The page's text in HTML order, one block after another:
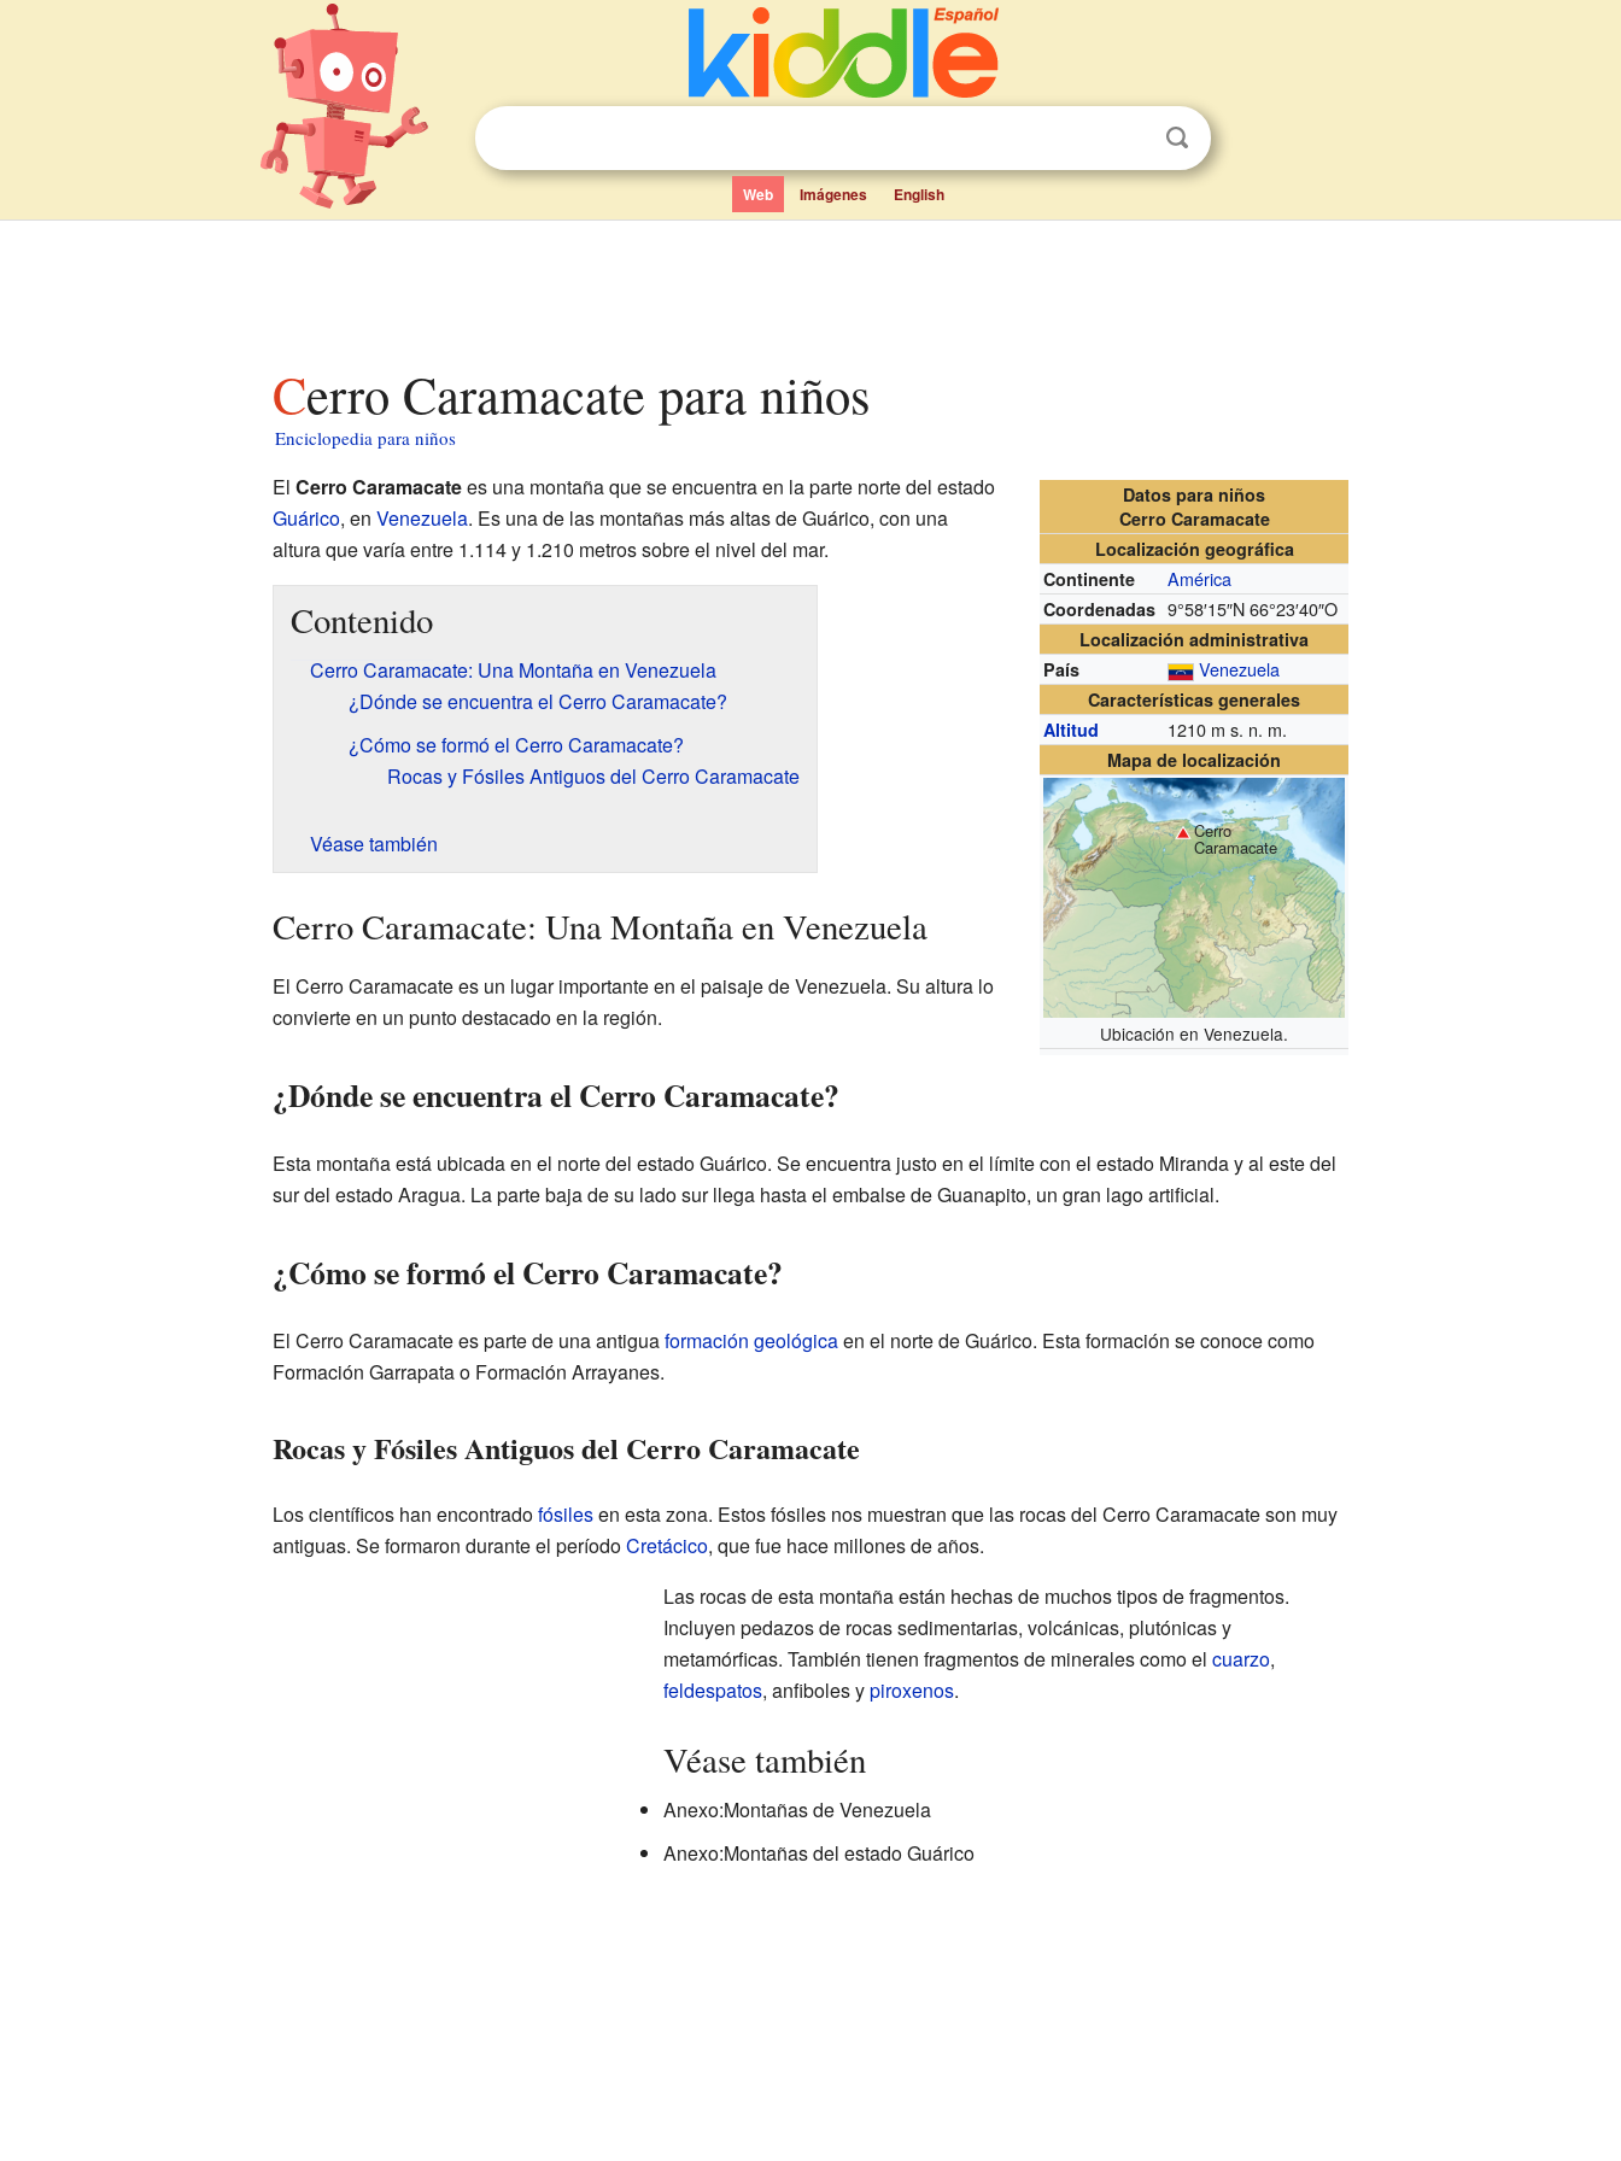
Web Imágenes English
Cerro Caramacate para niños
Enciclopedia para niños
Datos para niños
Cerro Caramacate
Localización geográfica
Continente
América
Coordenadas 9°58′15″N 66°23′40″O
Localización administrativa
País
Venezuela
Características generales
Altitud
1210 m s. n. m.
Mapa de localización
Cerro
Caramacate
Ubicación en Venezuela.
El Cerro Caramacatees una montaña que se encuentra en la parte norte del estado
Guárico, en Venezuela. Es una de las montañas más altas de Guárico, con una
altura que varía entre 1.114 y 1.210 metros sobre el nivel del mar.
Contenido
Cerro Caramacate: Una Montaña en Venezuela
¿Dónde se encuentra el Cerro Caramacate?
¿Cómo se formó el Cerro Caramacate?
Rocas y Fósiles Antiguos del Cerro Caramacate
Véase también
Cerro Caramacate: Una Montaña en Venezuela
El Cerro Caramacate es un lugar importante en el paisaje de Venezuela. Su altura lo
convierte en un punto destacado en la región.
¿Dónde se encuentra el Cerro Caramacate?
Esta montaña está ubicada en el norte del estado Guárico. Se encuentra justo en el límite con el estado Miranda y al este del
sur del estado Aragua. La parte baja de su lado sur llega hasta el embalse de Guanapito, un gran lago artificial.
¿Cómo se formó el Cerro Caramacate?
El Cerro Caramacate es parte de una antiguaformación geológicaen el norte de Guárico. Esta formación se conoce como
Formación Garrapata o Formación Arrayanes.
Rocas y Fósiles Antiguos del Cerro Caramacate
Los científicos han encontradofósilesen esta zona. Estos fósiles nos muestran que las rocas del Cerro Caramacate son muy
antiguas. Se formaron durante el períodoCretácico, que fue hace millones de años.
Las rocas de esta montaña están hechas de muchos tipos de fragmentos.
Incluyen pedazos de rocas sedimentarias, volcánicas, plutónicas y
metamórficas. También tienen fragmentos de minerales como el cuarzo,
feldespatos, anfiboles ypiroxenos.
Véase también
Anexo:Montañas de Venezuela
Anexo:Montañas del estado Guárico